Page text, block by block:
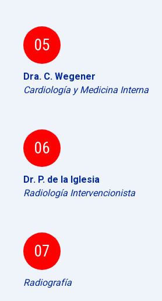
05
Dra. C. Wegener
Cardiología y Medicina Interna
06
Dr. P. de la Iglesia
Radiología Intervencionista
07
Radiografía